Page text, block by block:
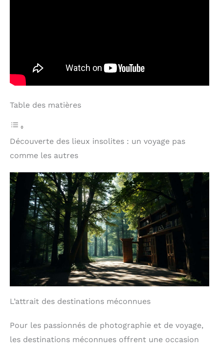
Table des matières
Découverte des lieux insolites : un voyage pas
comme les autres
L’attrait des destinations méconnues
Pour les passionnés de photographie et de voyage,
les destinations méconnues offrent une occasion